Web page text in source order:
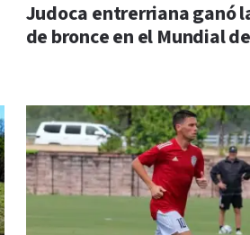
Judoca entrerriana ganó
de bronce en el Mundial